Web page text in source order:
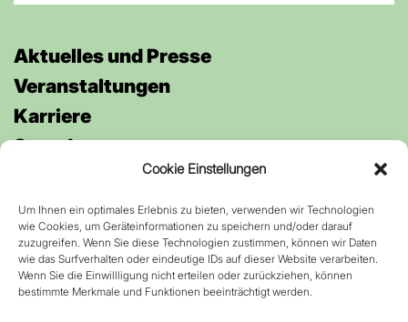
Cookie Einstellungen
Um Ihnen ein optimales Erlebnis zu bieten, verwenden wir Technologien
wie Cookies, um Geräteinformationen zu speichern und/oder darauf
zuzugreifen. Wenn Sie diese Technologien zustimmen, können wir Daten
wie das Surfverhalten oder eindeutige IDs auf dieser Website verarbeiten.
Wenn Sie die Einwillligung nicht erteilen oder zurückziehen, können
bestimmte Merkmale und Funktionen beeinträchtigt werden.
Aktuelles und Presse
Veran­staltungen
Karriere
Spenden
Anfahrt
Kontakt
Datenschutz